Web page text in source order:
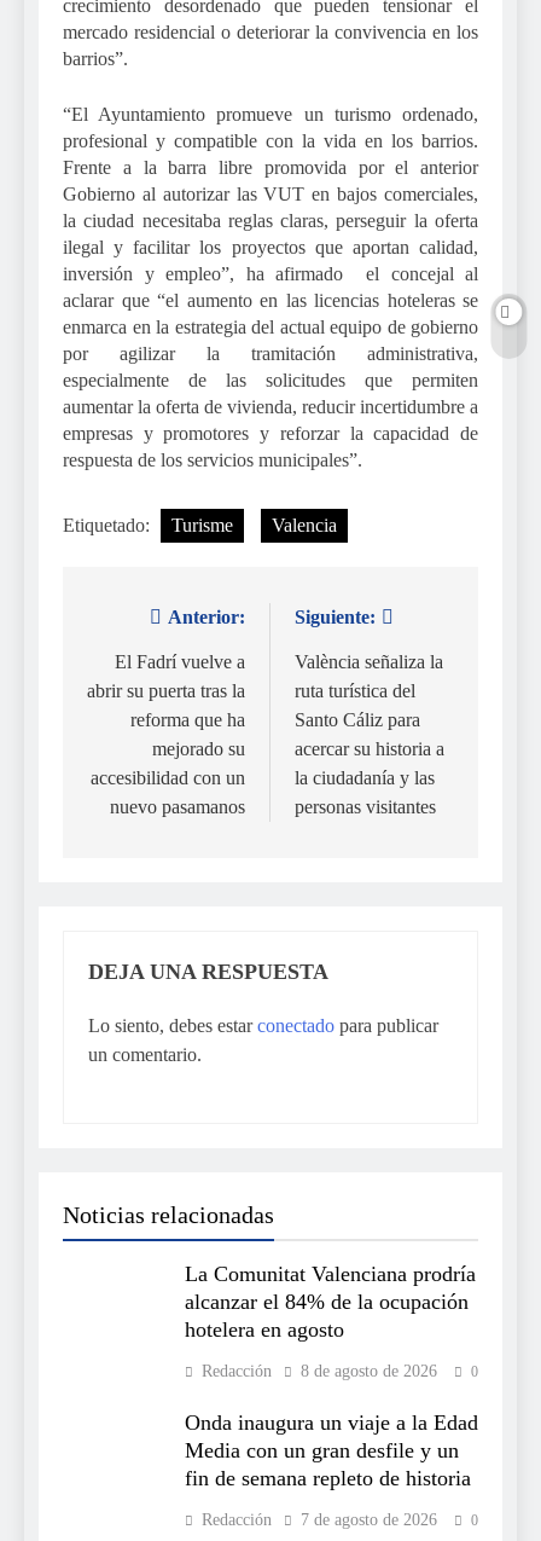
crecimiento desordenado que pueden tensionar el
mercado residencial o deteriorar la convivencia en los
barrios”.
“El Ayuntamiento promueve un turismo ordenado,
profesional y compatible con la vida en los barrios.
Frente a la barra libre promovida por el anterior
Gobierno al autorizar las VUT en bajos comerciales,
la ciudad necesitaba reglas claras, perseguir la oferta
ilegal y facilitar los proyectos que aportan calidad,
inversión y empleo”, ha afirmado el concejal al
aclarar que “el aumento en las licencias hoteleras se
enmarca en la estrategia del actual equipo de gobierno
por agilizar la tramitación administrativa,
especialmente de las solicitudes que permiten
aumentar la oferta de vivienda, reducir incertidumbre a
empresas y promotores y reforzar la capacidad de
respuesta de los servicios municipales”.
Etiquetado: Turisme Valencia
Navegación
entradas
Anterior:
El Fadrí vuelve a
abrir su puerta tras la
reforma que ha
mejorado su
accesibilidad con un
nuevo pasamanos
Siguiente:
València señaliza la
ruta turística del
Santo Cáliz para
acercar su historia a
la ciudadanía y las
personas visitantes
DEJA UNA RESPUESTA
Lo siento, debes estarconectado para publicar
un comentario.
Noticias relacionadas
La Comunitat Valenciana prodría
alcanzar el 84% de la ocupación
hotelera en agosto
Redacción 8 de agosto de 2026 0
Onda inaugura un viaje a la Edad
Media con un gran desfile y un
fin de semana repleto de historia
Redacción 7 de agosto de 2026 0